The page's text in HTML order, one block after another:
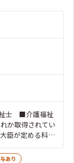
士 ■介護福祉
か取得されてい
臣が定める科目
て認められる
あり